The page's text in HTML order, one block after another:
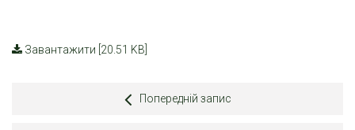
Завантажити [20.51 KB]
Попередній запис